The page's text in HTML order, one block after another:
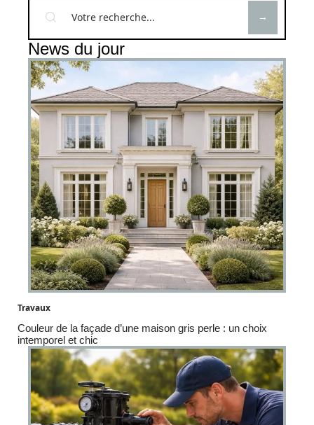
News du jour
Travaux
Couleur de la façade d’une maison gris perle : un choix
intemporel et chic